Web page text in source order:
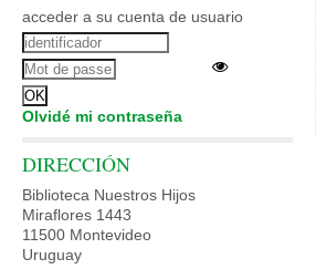
acceder a su cuenta de usuario
Olvidé mi contraseña
DIRECCIÓN
Biblioteca Nuestros Hijos
Miraflores 1443
11500 Montevideo
Uruguay